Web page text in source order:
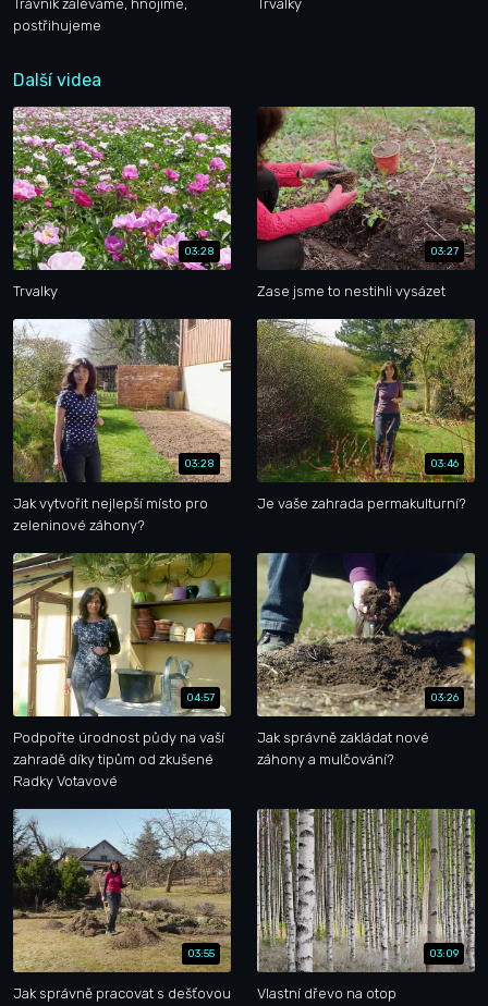
Trávník zaléváme, hnojíme,
postřihujeme
Trvalky
Další videa
03:28
Trvalky
03:27
Zase jsme to nestihli vysázet
03:28
Jak vytvořit nejlepší místo pro
zeleninové záhony?
03:46
Je vaše zahrada permakulturní?
04:57
Podpořte úrodnost půdy na vaší
zahradě díky tipům od zkušené
Radky Votavové
03:26
Jak správně zakládat nové
záhony a mulčování?
03:55
Jak správně pracovat s dešťovou
03:09
Vlastní dřevo na otop